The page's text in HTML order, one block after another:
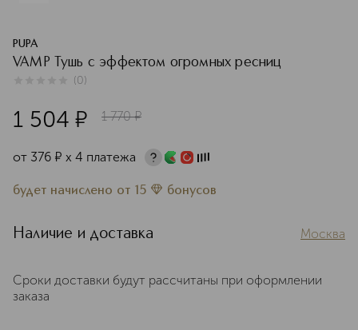
PUPA
VAMP Тушь с эффектом огромных ресниц
(0)
1 504 ¤ 1 770 ¤
от 376 ¤ х 4 платежа
будет начислено от 15 бонусов
Наличие и доставка Москва
Сроки доставки будут рассчитаны при оформлении
заказа